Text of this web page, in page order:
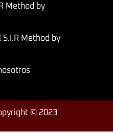
Method by
S.I.R Method by
© 2023